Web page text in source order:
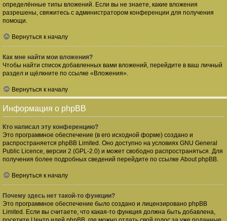
определённые типы вложений. Если вы не знаете, какие вложения
разрешены, свяжитесь с администратором конференции для получения
помощи.
Вернуться к началу
Как мне найти мои вложения?
Чтобы найти список добавленных вами вложений, перейдите в ваш личный
раздел и щёлкните по ссылке «Вложения».
Вернуться к началу
Информация о phpBB
Кто написал эту конференцию?
Это программное обеспечение (в его исходной форме) создано и
распространяется phpBB Limited . Оно доступно на условиях GNU General
Public Licence, версии 2 (GPL-2.0) и может свободно распространяться. Для
получения более подробных сведений перейдите по ссылке About phpBB.
Вернуться к началу
Почему здесь нет такой-то функции?
Это программное обеспечение было создано и лицензировано phpBB
Limited. Если вы считаете, что какая-то функция должна быть добавлена,